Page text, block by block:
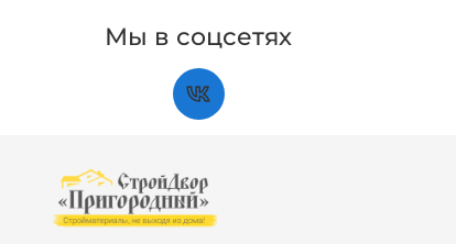
Мы в соцсетях